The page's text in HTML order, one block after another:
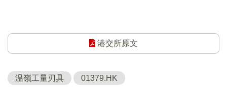
港交所原文
温嶺工量刃具 01379.HK